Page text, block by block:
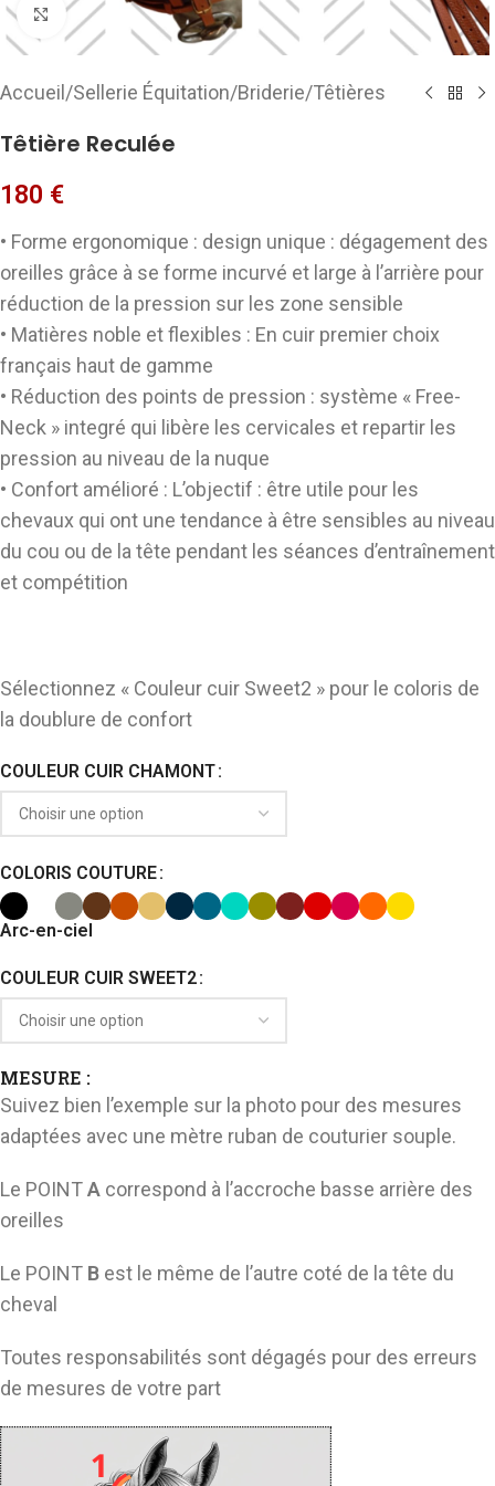
Cliquez pour agrandir
Accueil /Sellerie Équitation/Briderie/Têtières
Têtière Reculée
180 €
• Forme ergonomique : design unique : dégagement des
oreilles grâce à se forme incurvé et large à l’arrière pour
réduction de la pression sur les zone sensible
• Matières noble et flexibles : En cuir premier choix
français haut de gamme
• Réduction des points de pression : système « Free-
Neck » integré qui libère les cervicales et repartir les
pression au niveau de la nuque
• Confort amélioré : L’objectif : être utile pour les
chevaux qui ont une tendance à être sensibles au niveau
du cou ou de la tête pendant les séances d’entraînement
et compétition
Sélectionnez « Couleur cuir Sweet2 » pour le coloris de
la doublure de confort
COULEUR CUIR CHAMONT
COLORIS COUTURE
Arc-en-ciel
COULEUR CUIR SWEET2
MESURE :
Suivez bien l’exemple sur la photo pour des mesures
adaptées avec une mètre ruban de couturier souple.
Le POINTA correspond à l’accroche basse arrière des
oreilles
Le POINT B est le même de l’autre coté de la tête du
cheval
Toutes responsabilités sont dégagés pour des erreurs
de mesures de votre part